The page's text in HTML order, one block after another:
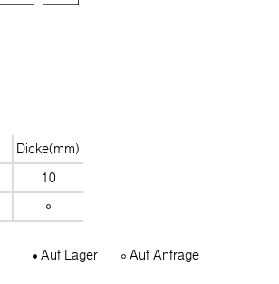
Dicke(mm)
10
Auf Lager Auf Anfrage